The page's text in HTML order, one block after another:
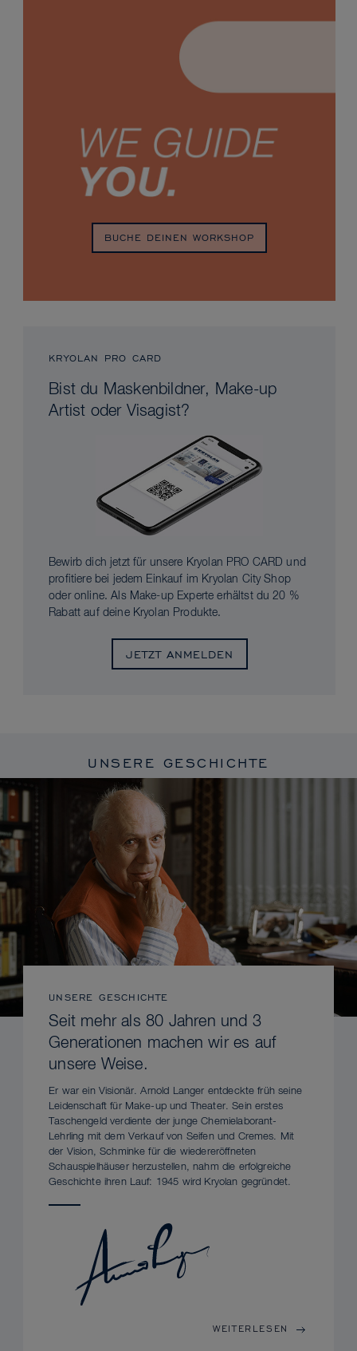
BUCHE DEINEN WORKSHOP
KRYOLAN PRO CARD
Bist du Maskenbildner, Make-up
Artist oder Visagist?
Bewirb dich jetzt für unsere Kryolan PRO CARD und
profitiere bei jedem Einkauf im Kryolan City Shop
oder online. Als Make-up Experte erhältst du 20 %
Rabatt auf deine Kryolan Produkte.
JETZT ANMELDEN
UNSERE GESCHICHTE
UNSERE GESCHICHTE
Seit mehr als 80 Jahren und 3
Generationen machen wir es auf
unsere Weise.
Er war ein Visionär. Arnold Langer entdeckte früh seine
Leidenschaft für Make-up und Theater. Sein erstes
Taschengeld verdiente der junge Chemielaborant-
Lehrling mit dem Verkauf von Seifen und Cremes. Mit
der Vision, Schminke für die wiedereröffneten
Schauspielhäuser herzustellen, nahm die erfolgreiche
Geschichte ihren Lauf: 1945 wird Kryolan gegründet.
WEITERLESEN